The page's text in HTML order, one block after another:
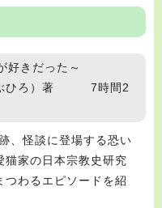
きだった～
ひろ）著 7時間2
、怪談に登場する恐い
家の日本宗教史研究
わるエピソードを紹